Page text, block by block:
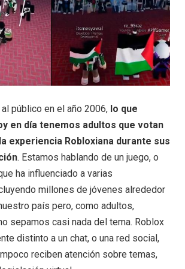
público en el año 2006, lo que
en día tenemos adultos que votan
experiencia Robloxiana durante sus
. Estamos hablando de un juego, o
ha influenciado a varias
millones de jóvenes alrededor
país pero, como adultos,
sepamos casi nada del tema. Roblox
distinto a un chat, o una red social,
reciben atención sobre temas,